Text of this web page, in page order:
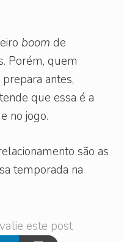
boom de
Porém, quem
antes,
que essa é a
no jogo.
são as
temporada na
este post